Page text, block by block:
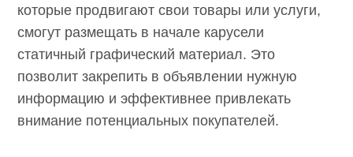
которые продвигают свои товары или услуги,
смогут размещать в начале карусели
статичный графический материал. Это
позволит закрепить в объявлении нужную
информацию и эффективнее привлекать
внимание потенциальных покупателей.